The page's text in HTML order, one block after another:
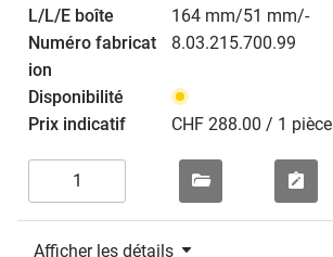
164 mm/51 mm/-
8.03.215.700.99
CHF 288.00 / 1 pièce
Afficher les détails